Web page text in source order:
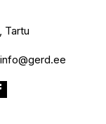
Tartu
info@gerd.ee